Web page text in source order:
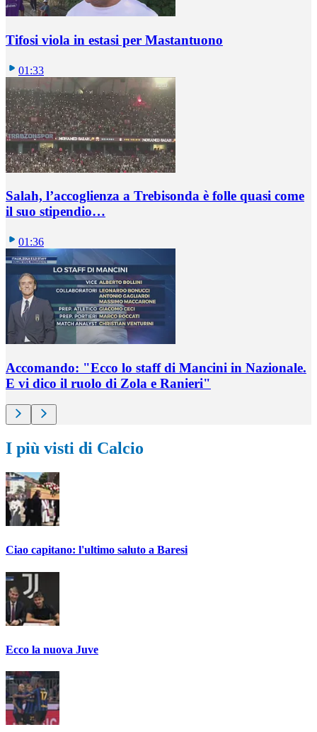
Tifosi viola in estasi per Mastantuono
01:33
Salah, l’accoglienza a Trebisonda è folle quasi come
il suo stipendio…
01:36
Accomando: "Ecco lo staff di Mancini in Nazionale.
E vi dico il ruolo di Zola e Ranieri"
I più visti di Calcio
Ciao capitano: l'ultimo saluto a Baresi
Ecco la nuova Juve